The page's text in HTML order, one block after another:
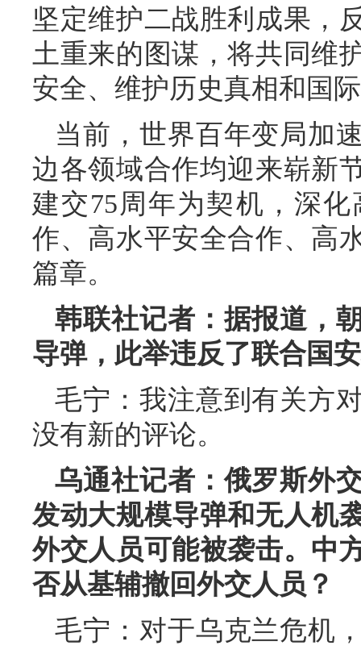
坚定维护二战胜利成果，
土重来的图谋，将共同维
安全、维护历史真相和国
当前，世界百年变局加
边各领域合作均迎来崭新
建交75周年为契机，深
作、高水平安全合作、高
篇章。
韩联社记者：据报道，
导弹，此举违反了联合国
毛宁：我注意到有关方
没有新的评论。
乌通社记者：俄罗斯外
发动大规模导弹和无人机
外交人员可能被袭击。中
否从基辅撤回外交人员？
毛宁：对于乌克兰危机